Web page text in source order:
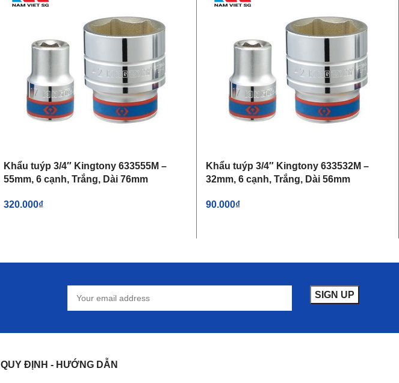
Khẩu tuýp 3/4″ Kingtony 633555M –
55mm, 6 cạnh, Trắng, Dài 76mm
320.000₫
Khẩu tuýp 3/4″ Kingtony 633532M –
32mm, 6 cạnh, Trắng, Dài 56mm
90.000₫
QUY ĐỊNH - HƯỚNG DẪN